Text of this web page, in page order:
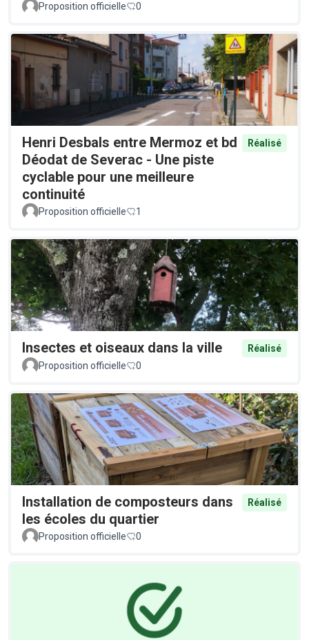
Proposition officielle 0
Henri Desbals entre Mermoz et bd
Déodat de Severac - Une piste
cyclable pour une meilleure
continuité
Réalisé
Proposition officielle 1
Insectes et oiseaux dans la ville
Réalisé
Proposition officielle
0
Installation de composteurs dans
les écoles du quartier
Réalisé
Proposition officielle 0